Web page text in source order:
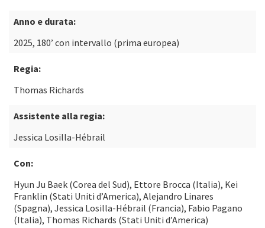
Anno e durata:
2025, 180’ con intervallo (prima europea)
Regia:
Thomas Richards
Assistente alla regia:
Jessica Losilla-Hébrail
Con:
Hyun Ju Baek (Corea del Sud), Ettore Brocca (Italia), Kei
Franklin (Stati Uniti d’America), Alejandro Linares
(Spagna), Jessica Losilla-Hébrail (Francia), Fabio Pagano
(Italia), Thomas Richards (Stati Uniti d’America)